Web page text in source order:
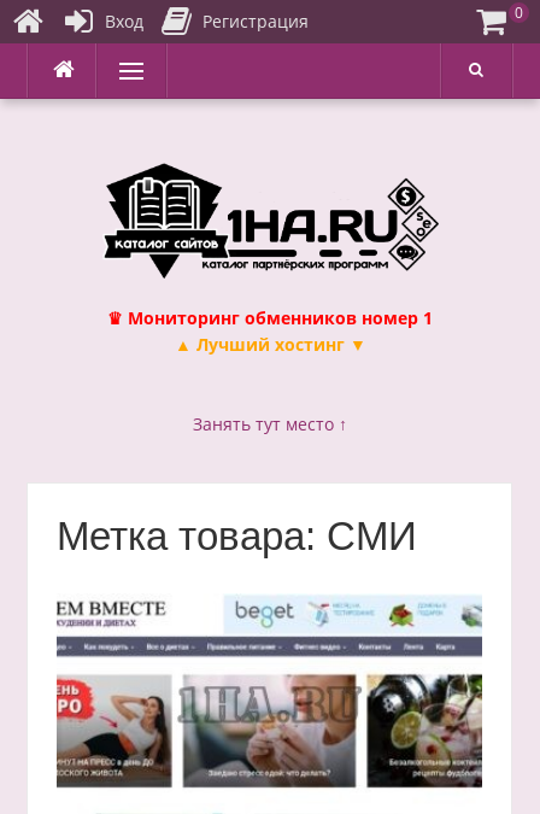
Перейти
содержимому
Меню
♛ Мониторинг обменников номер 1
▲ Лучший хостинг ▼
Занять тут место ↑
Метка товара: СМИ
Вход Регистрация 0